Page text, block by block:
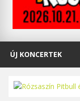
ÚJ KONCERTEK